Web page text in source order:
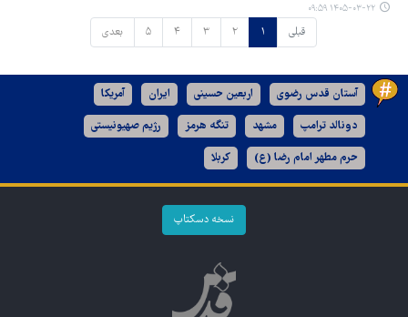
۱۴۰۵-۰۳-۲۲ ۰۹:۵۹
قبلی ۱ ۲ ۳ ۴ ۵ بعدی
آستان قدس رضوی اربعین حسینی ایران آمریکا
دونالد ترامپ مشهد تنگه هرمز رژیم صهیونیستی
حرم مطهر امام رضا (ع) کربلا
نسخه دسکتاپ